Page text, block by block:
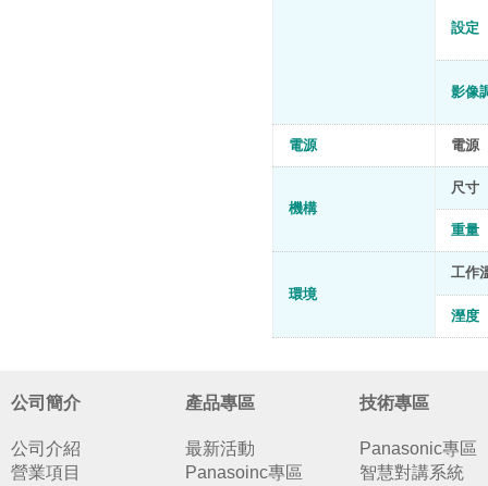
設定
影像
電源 電源
機構
尺寸
重量
環境
工作
溼度
公司簡介
公司介紹
營業項目
產品專區
最新活動
Panasoinc專區
技術專區
Panasonic專區
智慧對講系統